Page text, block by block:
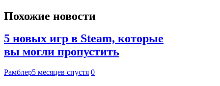
Похожие новости
5 новых игр в Steam, которые
вы могли пропустить
Рамблер5 месяцев спустя 0